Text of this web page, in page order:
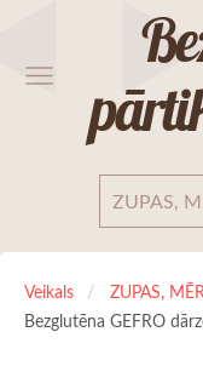
ZUPAS,
Veikals
ZUPAS,
Bezglutēna GEFRO